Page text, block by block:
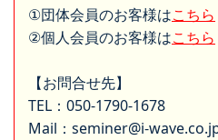
①団体会員のお客様はこちら
②個人会員のお客様はこちら
【お問合せ先】
TEL：050-1790-1678
Mail：seminer@i-